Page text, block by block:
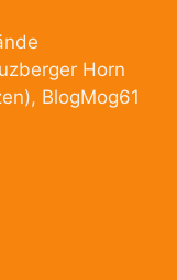
Horn
BlogMog61